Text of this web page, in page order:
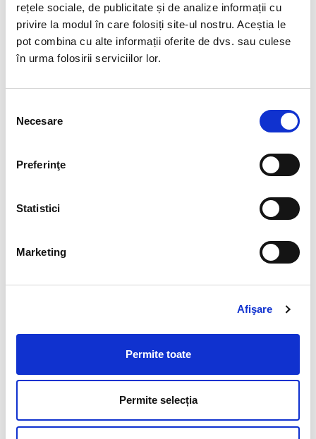
rețele sociale, de publicitate și de analize informații cu
privire la modul în care folosiți site-ul nostru. Aceștia le
pot combina cu alte informații oferite de dvs. sau culese
în urma folosirii serviciilor lor.
consimțământului
Necesare
Preferinţe
Statistici
Marketing
Afişare
Permite toate
Permite selecția